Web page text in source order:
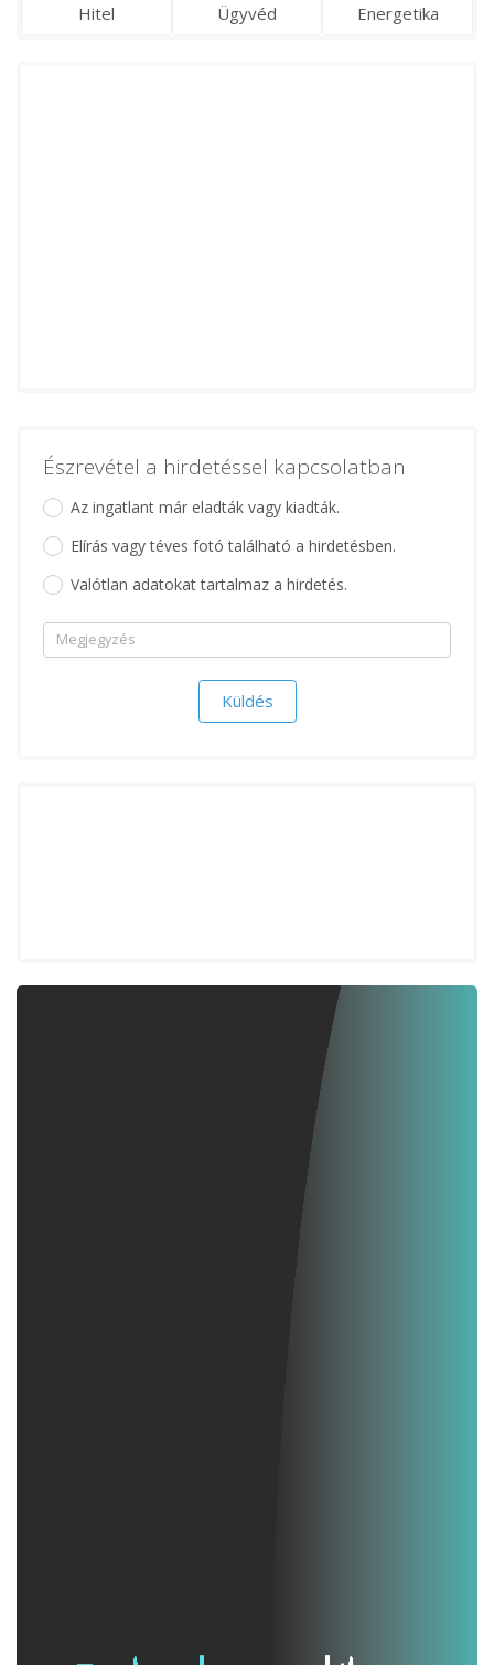
Hitel Ügyvéd Energetika
Észrevétel a hirdetéssel kapcsolatban
Az ingatlant már eladták vagy kiadták.
Elírás vagy téves fotó található a hirdetésben.
Valótlan adatokat tartalmaz a hirdetés.